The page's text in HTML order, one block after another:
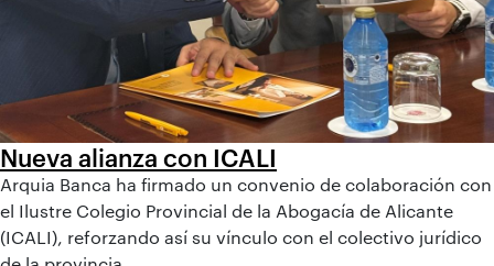
Nueva alianza con ICALI
Arquia Banca ha firmado un convenio de colaboración con
el Ilustre Colegio Provincial de la Abogacía de Alicante
(ICALI), reforzando así su vínculo con el colectivo jurídico